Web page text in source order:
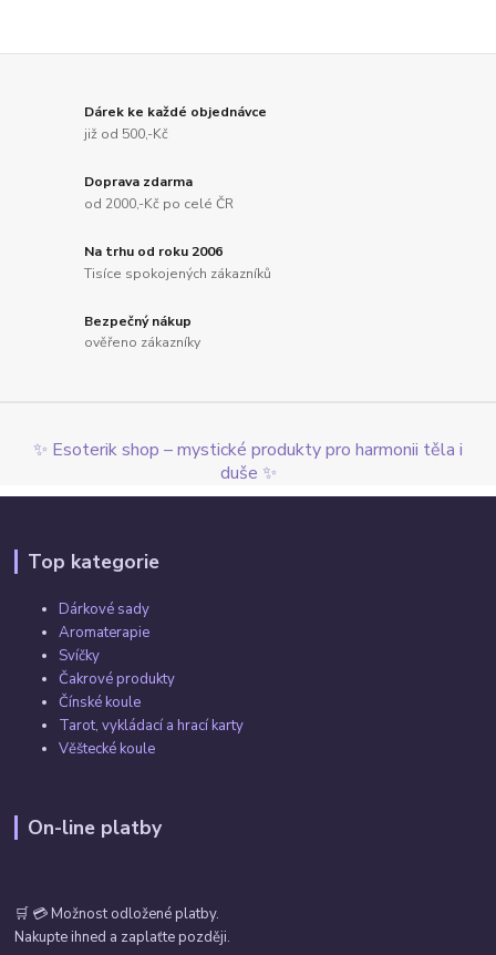
Dárek ke každé objednávce
již od 500,-Kč
Doprava zdarma
od 2000,-Kč po celé ČR
Na trhu od roku 2006
Tisíce spokojených zákazníků
Bezpečný nákup
ověřeno zákazníky
✨ Esoterik shop – mystické produkty pro harmonii těla i
duše ✨
Top kategorie
Dárkové sady
Aromaterapie
Svíčky
Čakrové produkty
Čínské koule
Tarot, vykládací a hrací karty
Věštecké koule
On-line platby
🛒 💳 Možnost odložené platby.
Nakupte ihned a zaplaťte později.